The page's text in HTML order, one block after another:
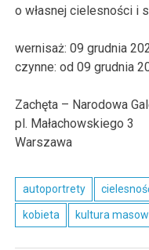
o własnej cielesności i
wernisaż: 09 grudnia
czynne: od 09 grudnia
Zachęta – Narodowa
pl. Małachowskiego 3
Warszawa
autoportrety
kobieta kultura